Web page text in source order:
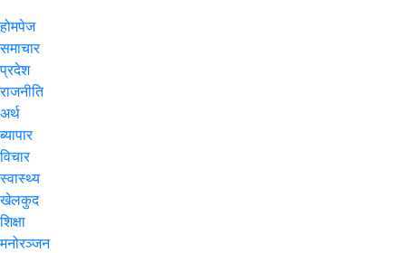
होमपेज
समाचार
प्रदेश
राजनीति
अर्थ
ब्यापार
विचार
स्वास्थ्य
खेलकुद
शिक्षा
मनोरञ्जन